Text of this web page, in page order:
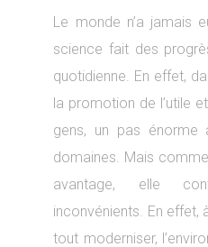
Le monde n’a jamais
science fait des
quotidienne. En effet,
la promotion de l’utile
gens, un pas
domaines. Mais
avantage, elle
inconvénients. En effet,
tout moderniser,